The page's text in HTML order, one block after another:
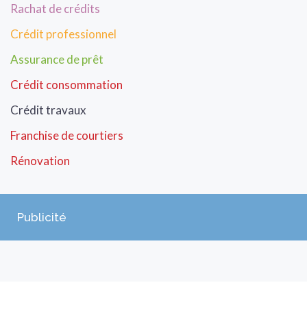
Rachat de crédits
Crédit professionnel
Assurance de prêt
Crédit consommation
Crédit travaux
Franchise de courtiers
Rénovation
Publicité